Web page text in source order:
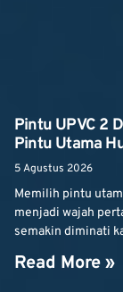
Pintu UPVC 2
Pintu Utama
5 Agustus 2026
Memilih pintu
menjadi wajah
semakin diminati
Read More »